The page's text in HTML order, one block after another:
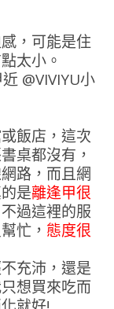
，可能是住
太小。
飯店，這次
桌都沒有，
路，而且網
是離逢甲很
過這裡的服
忙， 態度很
充沛，還是
想買來吃而